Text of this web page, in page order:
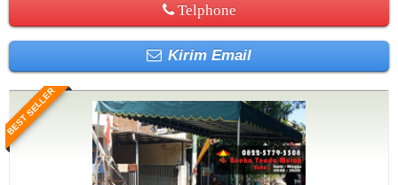
Telphone
Kirim Email
BEST SELLER